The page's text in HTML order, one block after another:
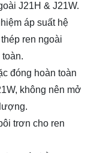
J21H & J21W.
áp suất hệ
ren ngoài
đóng hoàn toàn
không nên mở
trơn cho ren